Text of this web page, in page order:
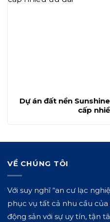
Dự án đất nền
cấp
VỀ CHÚNG TÔI
Với suy nghĩ “an cư lạc
phục vụ tất cả nhu cầu
động sản với sự uy tín, tận